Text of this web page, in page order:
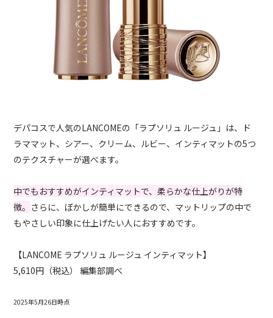
デパコスで人気のLANCOMEの「ラプソリュ ルージュ」は、ド
ラママット、シアー、クリーム、ルビー、インティマットの5つ
のテクスチャーが選べます。
中でもおすすめがインティマットで、柔らかな仕上がりが特
徴。 さらに、ぼかしが簡単にできるので、マットリップの中で
もやさしい印象に仕上げたい人におすすめです。
【LANCOME ラプソリュ ルージュ インティマット】
5,610円（税込） 編集部調べ
2025年5月26日時点